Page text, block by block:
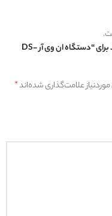
اولین نفری باشید که دیدگاهی را ارسال می کنید برای “دستگاه ان وی آر DS-
علامت‌گذاری شده‌اند*